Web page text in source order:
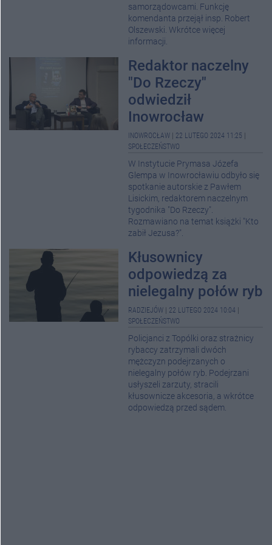
samorządowcami. Funkcję
komendanta przejął insp. Robert
Olszewski. Wkrótce więcej
informacji.
Redaktor naczelny
"Do Rzeczy"
odwiedził
Inowrocław
INOWROCŁAW 22 LUTEGO 2024 11:25
SPOŁECZEŃSTWO
W Instytucie Prymasa Józefa
Glempa w Inowrocławiu odbyło się
spotkanie autorskie z Pawłem
Lisickim, redaktorem naczelnym
tygodnika "Do Rzeczy".
Rozmawiano na temat książki "Kto
zabił Jezusa?".
Kłusownicy
odpowiedzą za
nielegalny połów ryb
RADZIEJÓW 22 LUTEGO 2024 10:04
SPOŁECZEŃSTWO
Policjanci z Topólki oraz strażnicy
rybaccy zatrzymali dwóch
mężczyzn podejrzanych o
nielegalny połów ryb. Podejrzani
usłyszeli zarzuty, stracili
kłusownicze akcesoria, a wkrótce
odpowiedzą przed sądem.